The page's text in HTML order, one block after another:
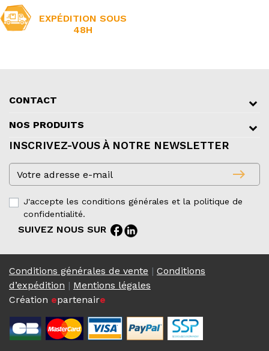
EXPÉDITION SOUS
48H
CONTACT
NOS PRODUITS
INSCRIVEZ-VOUS À NOTRE NEWSLETTER
east
J'accepte les conditions générales et la politique de
confidentialité.
SUIVEZ NOUS SUR facebook
Conditions générales de vente | Conditions
d’expédition | Mentions légales
Création epartenaire